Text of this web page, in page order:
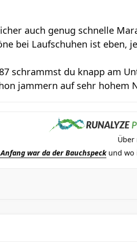
auch genug schnelle
bei Laufschuhen ist eben,
schrammst du knapp am
jammern auf sehr hohem
Über
war da der Bauchspeckund wo